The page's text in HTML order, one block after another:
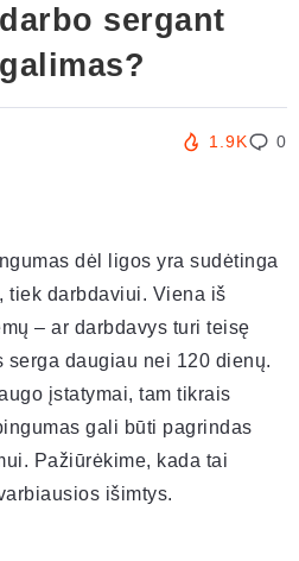
sergant
1.9K 0
dėl ligos yra sudėtinga
tiek darbdaviui. Viena iš
– ar darbdavys turi teisę
daugiau nei 120 dienų.
įstatymai, tam tikrais
gali būti pagrindas
Pažiūrėkime, kada tai
išimtys.